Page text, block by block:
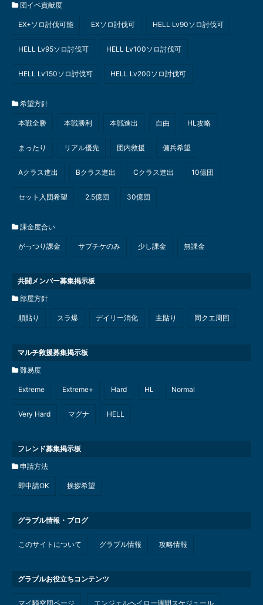
団イベ貢献度
EX+ソロ討伐可能 EXソロ討伐可 HELL Lv90ソロ討伐可
HELL Lv95ソロ討伐可 HELL Lv100ソロ討伐可
HELL Lv150ソロ討伐可 HELL Lv200ソロ討伐可
希望方針
本戦全勝 本戦勝利 本戦進出 自由 HL攻略
まったり リアル優先 団内救援 傭兵希望
Aクラス進出 Bクラス進出 Cクラス進出 10億団
セット入団希望 2.5億団 30億団
課金度合い
がっつり課金 サプチケのみ 少し課金 無課金
共闘メンバー募集掲示板
部屋方針
順貼り スラ爆 デイリー消化 主貼り 同クエ周回
マルチ救援募集掲示板
難易度
Extreme Extreme+ Hard HL Normal
Very Hard マグナ HELL
フレンド募集掲示板
申請方法
即申請OK 挨拶希望
グラブル情報・ブログ
このサイトについて グラブル情報 攻略情報
グラブルお役立ちコンテンツ
マイ騎空団ページ エンジェルヘイロー週間スケジュール